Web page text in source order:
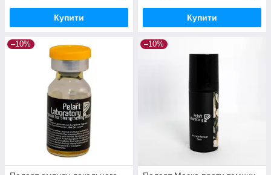
Купити Купити
–10% –10%